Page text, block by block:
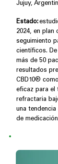
Jujuy,
Estado:
2024, en plan
seguimiento
científicos. De
más de 50
resultados
CBD10®
eficaz para el
refractaria
una
de